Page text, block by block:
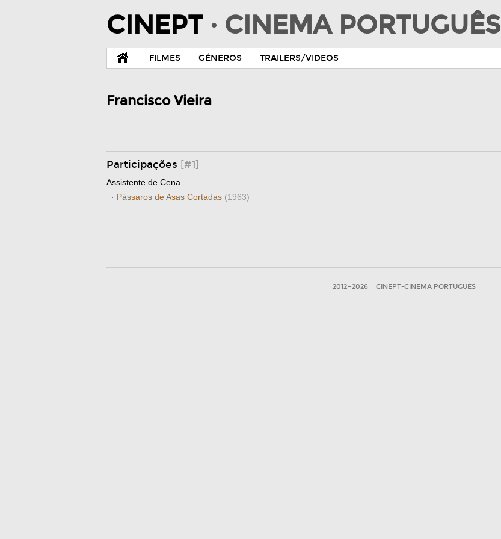
CINEPT · CINEMA PORTUGUÊS
FILMES GÉNEROS TRAILERS/VIDEOS
Francisco Vieira
Participações [#1]
Assistente de Cena
· Pássaros de Asas Cortadas (1963)
2012—2026 CINEPT-CINEMA PORTUGUES